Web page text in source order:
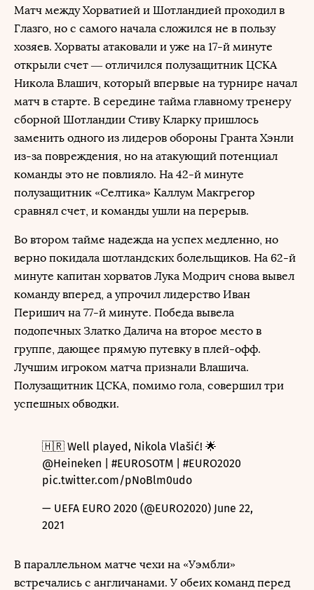
Матч между Хорватией и Шотландией проходил в
Глазго, но с самого начала сложился не в пользу
хозяев. Хорваты атаковали и уже на 17-й минуте
открыли счет — отличился полузащитник ЦСКА
Никола Влашич, который впервые на турнире начал
матч в старте. В середине тайма главному тренеру
сборной Шотландии Стиву Кларку пришлось
заменить одного из лидеров обороны Гранта Хэнли
из-за повреждения, но на атакующий потенциал
команды это не повлияло. На 42-й минуте
полузащитник «Селтика» Каллум Макгрегор
сравнял счет, и команды ушли на перерыв.
Во втором тайме надежда на успех медленно, но
верно покидала шотландских болельщиков. На 62-й
минуте капитан хорватов Лука Модрич снова вывел
команду вперед, а упрочил лидерство Иван
Перишич на 77-й минуте. Победа вывела
подопечных Златко Далича на второе место в
группе, дающее прямую путевку в плей-офф.
Лучшим игроком матча признали Влашича.
Полузащитник ЦСКА, помимо гола, совершил три
успешных обводки.
🇭🇷 Well played, Nikola Vlašić! 🌟
@Heineken
#EUROSOTM
#EURO2020
pic.twitter.com/pNoBlm0udo
— UEFA EURO 2020 (@EURO2020) June 22,
2021
В параллельном матче чехи на «Уэмбли»
встречались с англичанами. У обеих команд перед